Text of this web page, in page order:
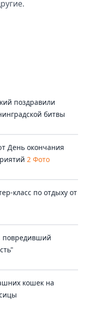
поздравили
битвы
День окончания
2 Фото
класс по отдыху от
повредивший
кошек на